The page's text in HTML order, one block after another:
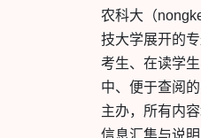
农科大（
技大学展开的
考生、在读学
中、便于查阅
主办，所有内
信息汇集与说